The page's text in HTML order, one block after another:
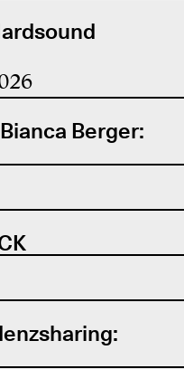
Berger: